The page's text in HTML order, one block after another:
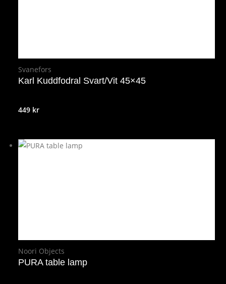
Svanefors
Karl Kuddfodral Svart/Vit 45×45
449 kr
Noori Objects
PURA table lamp